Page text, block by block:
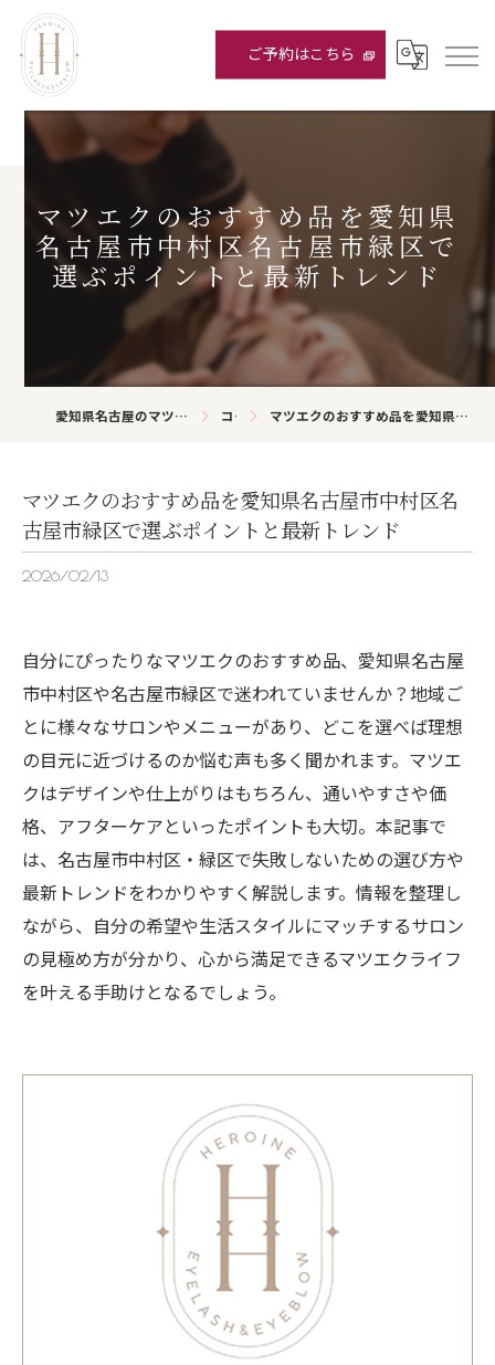
ご予約はこちら
マツエクのおすすめ品を愛知県
名古屋市中村区名古屋市緑区で
選ぶポイントと最新トレンド
愛知県名古屋のマツエクならHEROINE eyelash&eyebrow コラム マツエクのおすすめ品を愛知県名古屋市中村区名古屋市緑区で選ぶポイントと最新トレンド
マツエクのおすすめ品を愛知県名古屋市中村区名
古屋市緑区で選ぶポイントと最新トレンド
2026/02/13
自分にぴったりなマツエクのおすすめ品、愛知県名古屋
市中村区や名古屋市緑区で迷われていませんか？地域ご
とに様々なサロンやメニューがあり、どこを選べば理想
の目元に近づけるのか悩む声も多く聞かれます。マツエ
クはデザインや仕上がりはもちろん、通いやすさや価
格、アフターケアといったポイントも大切。本記事で
は、名古屋市中村区・緑区で失敗しないための選び方や
最新トレンドをわかりやすく解説します。情報を整理し
ながら、自分の希望や生活スタイルにマッチするサロン
の見極め方が分かり、心から満足できるマツエクライフ
を叶える手助けとなるでしょう。